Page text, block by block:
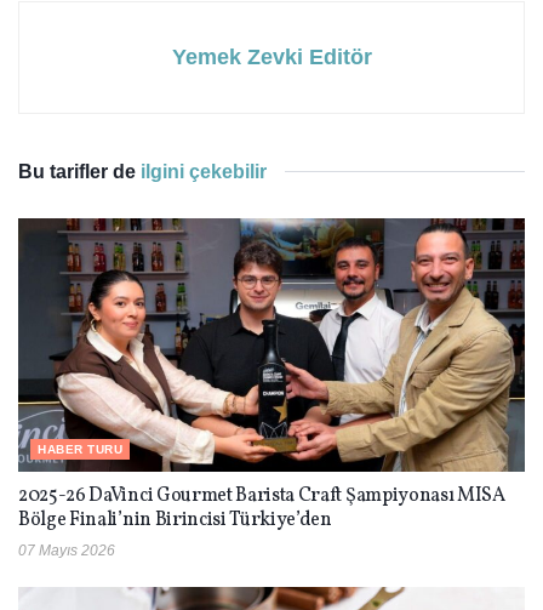
Yemek Zevki Editör
Bu tarifler de ilgini çekebilir
HABER TURU
2025-26 DaVinci Gourmet Barista Craft Şampiyonası MISA
Bölge Finali’nin Birincisi Türkiye’den
07 Mayıs 2026